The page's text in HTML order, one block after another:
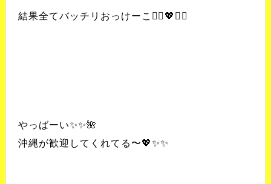
結果全てバッチリおっけーこ🙆‍♀️💖✨✨
やっばーい✨✨🌺
沖縄が歓迎してくれてる〜💖✨✨